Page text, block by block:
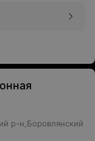
р-н,Боровлянский